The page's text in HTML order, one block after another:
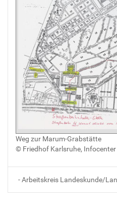
Weg zur Marum-Grabstätte
© Friedhof Karlsruhe, Infocenter
- Arbeitskreis Landeskunde/